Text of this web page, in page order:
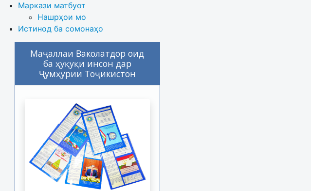
Маркази матбуот
Нашрҳои мо
Истинод ба сомонаҳо
Маҷаллаи Ваколатдор оид
ба ҳуқуқи инсон дар
Ҷумҳурии Тоҷикистон